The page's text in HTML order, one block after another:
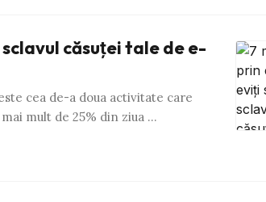
căsuţei tale de e-
cea de-a doua activitate care
mult de 25% din ziua …